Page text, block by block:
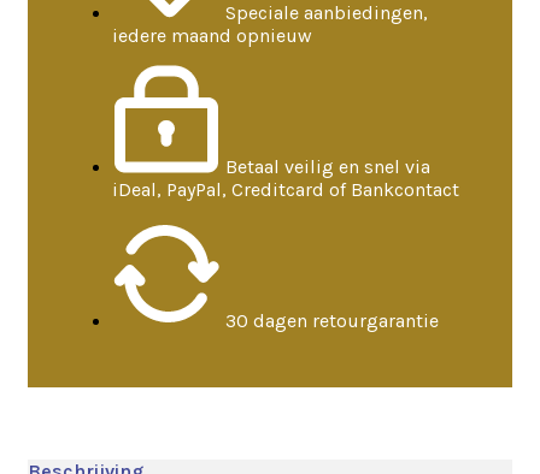
Speciale aanbiedingen,
iedere maand opnieuw
Betaal veilig en snel via
iDeal, PayPal, Creditcard of Bankcontact
30 dagen retourgarantie